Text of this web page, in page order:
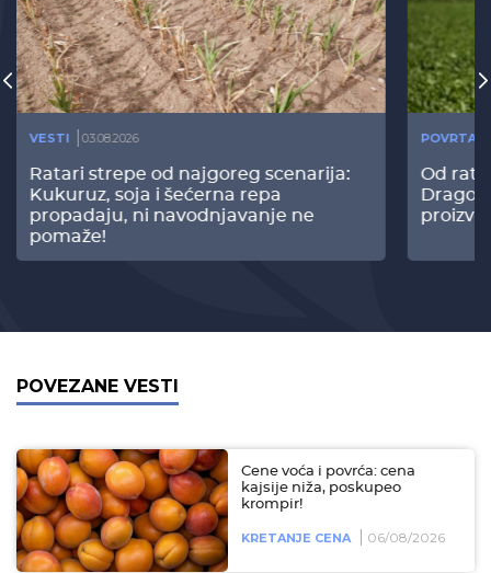
VESTI 03.08.2026
Ratari strepe od najgoreg scenarija:
Kukuruz, soja i šećerna repa
propadaju, ni navodnjavanje ne
pomaže!
Od
POVEZANE VESTI
Cene voća i povrća: cena
kajsije niža, poskupeo
krompir!
KRETANJE CENA 06/08/2026